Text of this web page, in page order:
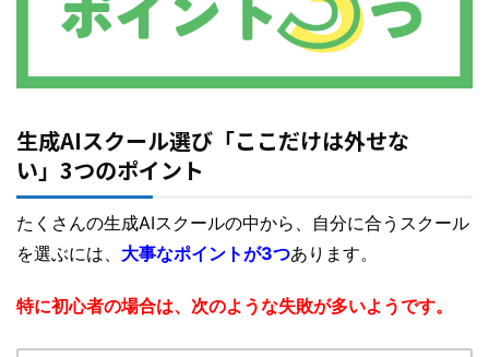
生成AIスクール選び「ここだけは外せな
い」3つのポイント
たくさんの生成AIスクールの中から、自分に合うスクール
を選ぶには、 大事なポイントが3つあります。
特に初心者の場合は、次のような失敗が多いようです。